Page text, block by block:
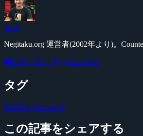
Yossy
Negitaku.org 運営者(2002年より)。
記事一覧へ @YossyFPS
タグ
BRZRK Starcraft II
この記事をシェアする